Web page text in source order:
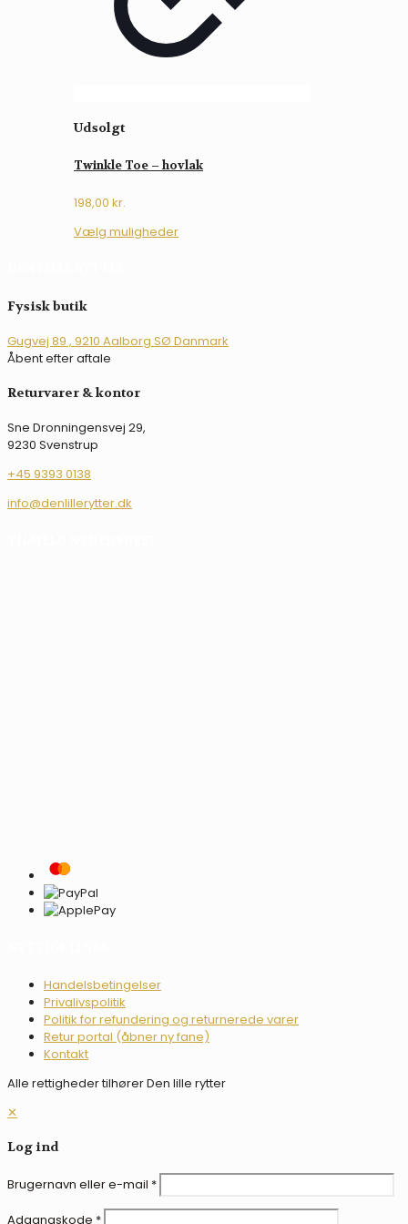
Udsolgt
Twinkle Toe – hovlak
198,00 kr.
Vælg mulighederDette
kan
vælges
Fysisk butik
Gugvej 89 , 9210 Aalborg SØ Danmark
Åbent efter aftale
Returvarer & kontor
Sne Dronningensvej 29,
9230 Svenstrup
+45 9393 0138
info@denlillerytter.dk
Handelsbetingelser
Privalivspolitik
Politik for refundering og returnerede varer
Retur portal (åbner ny fane)
Kontakt
Alle rettigheder tilhører Den lille rytter
✕
Log ind
Brugernavn eller e-mail *
Adgangskode *